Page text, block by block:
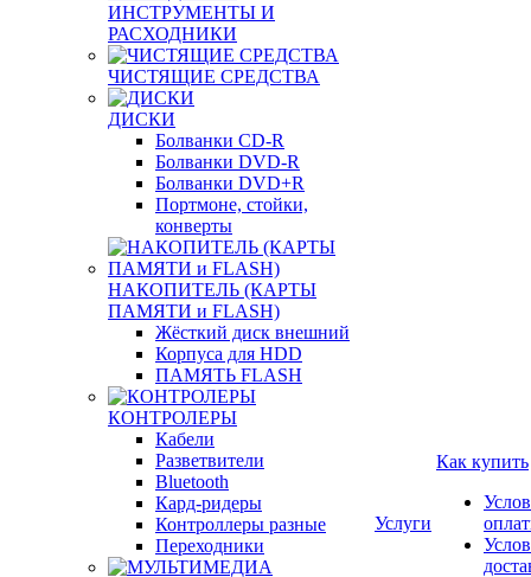
ИНСТРУМЕНТЫ И
РАСХОДНИКИ
ЧИСТЯЩИЕ СРЕДСТВА
ДИСКИ
Болванки CD-R
Болванки DVD-R
Болванки DVD+R
Портмоне, стойки,
конверты
НАКОПИТЕЛЬ (КАРТЫ
ПАМЯТИ и FLASH)
Жёсткий диск внешний
Корпуса для HDD
ПАМЯТЬ FLASH
КОНТРОЛЕРЫ
Кабели
Разветвители
Bluetooth
Кард-ридеры
Контроллеры разные
Переходники
Услуги
Как купить